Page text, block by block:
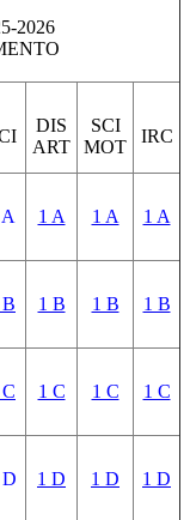
2026
DIS
ART
SCI
MOT
IRC
1 A 1 A 1 A
B 1 B 1 B 1 B
1 C 1 C 1 C
D 1 D 1 D 1 D